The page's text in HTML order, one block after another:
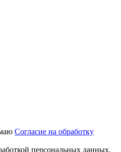
Согласие на обработку
персональных данных.